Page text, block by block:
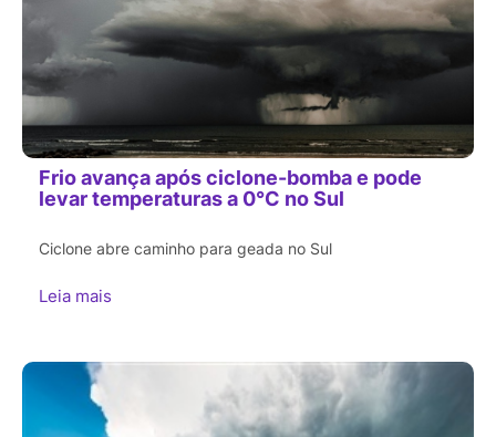
Frio avança após ciclone-bomba e pode
levar temperaturas a 0°C no Sul
Ciclone abre caminho para geada no Sul
Leia mais